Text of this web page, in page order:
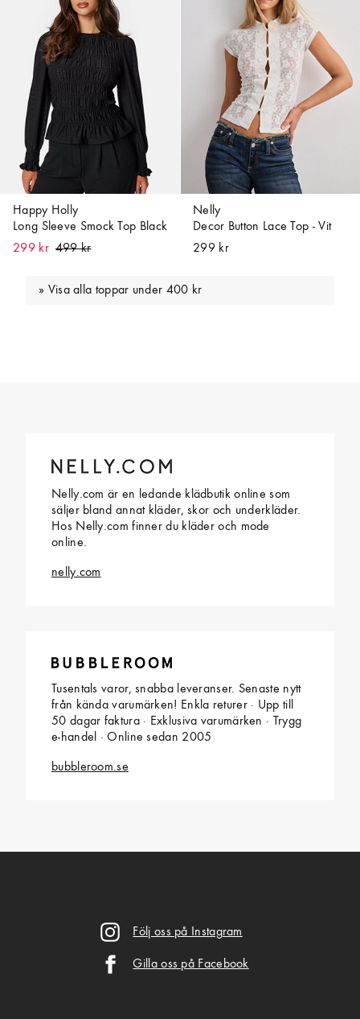
Happy Holly
Long Sleeve Smock Top Black
299 kr
Nelly
Decor Button Lace Top - Vit
299 kr
Visa alla toppar under 400 kr
Nelly.com är en ledande klädbutik online som
säljer bland annat kläder, skor och underkläder.
Hos Nelly.com finner du kläder och mode
online.
nelly.com
Tusentals varor, snabba leveranser. Senaste nytt
från kända varumärken! Enkla returer · Upp till
50 dagar faktura · Exklusiva varumärken · Trygg
e-handel · Online sedan 2005
bubbleroom.se
Följ oss på Instagram
Gilla oss på Facebook